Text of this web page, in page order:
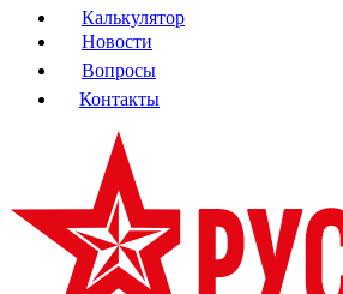
Калькулятор
Новости
Вопросы
Контакты